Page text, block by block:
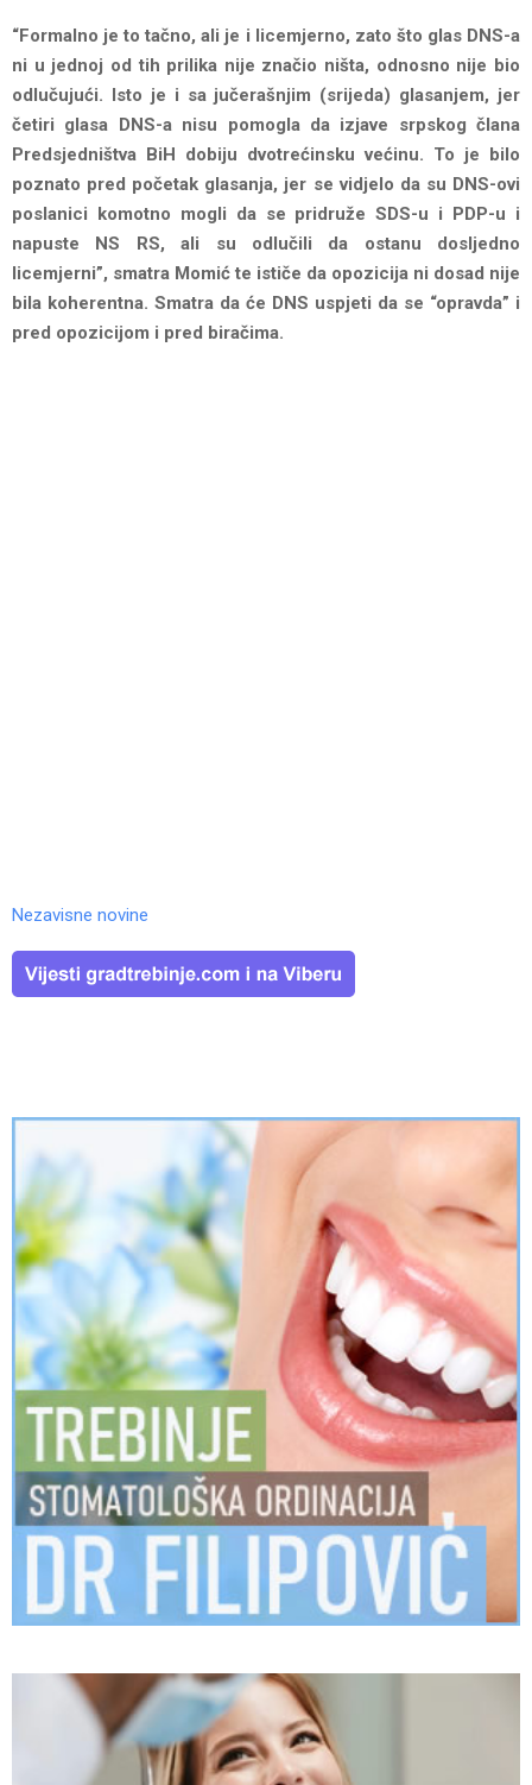
“Formalno je to tačno, ali je i licemjerno, zato što glas DNS-a
ni u jednoj od tih prilika nije značio ništa, odnosno nije bio
odlučujući. Isto je i sa jučerašnjim (srijeda) glasanjem, jer
četiri glasa DNS-a nisu pomogla da izjave srpskog člana
Predsjedništva BiH dobiju dvotrećinsku većinu. To je bilo
poznato pred početak glasanja, jer se vidjelo da su DNS-ovi
poslanici komotno mogli da se pridruže SDS-u i PDP-u i
napuste NS RS, ali su odlučili da ostanu dosljedno
licemjerni”, smatra Momić te ističe da opozicija ni dosad nije
bila koherentna. Smatra da će DNS uspjeti da se “opravda” i
pred opozicijom i pred biračima.
Nezavisne novine